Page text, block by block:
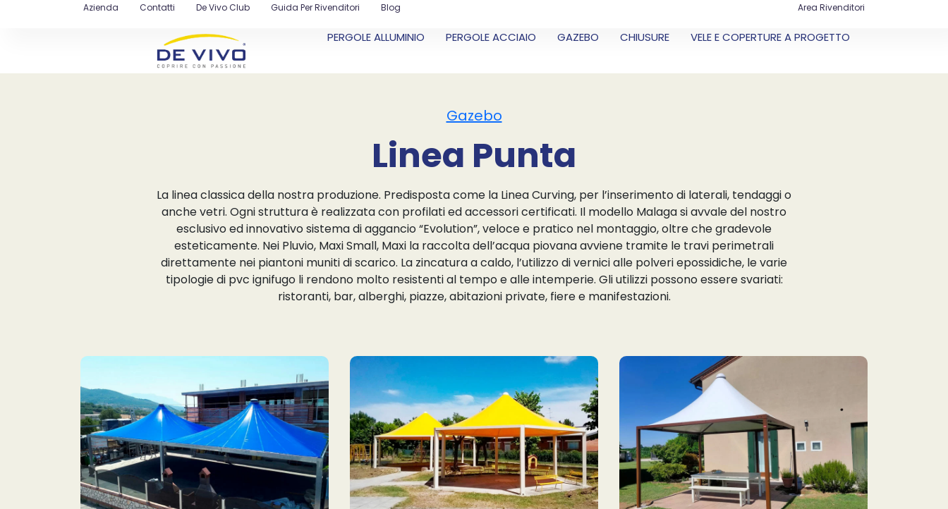
Azienda Contatti De Vivo Club Guida Per Rivenditori Blog Area Rivenditori
PERGOLE ALLUMINIO PERGOLE ACCIAIO GAZEBO CHIUSURE VELE E COPERTURE A PROGETTO
Gazebo
Linea Punta
La linea classica della nostra produzione. Predisposta come la Linea Curving, per l’inserimento di laterali, tendaggi o
anche vetri. Ogni struttura è realizzata con profilati ed accessori certificati. Il modello Malaga si avvale del nostro
esclusivo ed innovativo sistema di aggancio “Evolution”, veloce e pratico nel montaggio, oltre che gradevole
esteticamente. Nei Pluvio, Maxi Small, Maxi la raccolta dell’acqua piovana avviene tramite le travi perimetrali
direttamente nei piantoni muniti di scarico. La zincatura a caldo, l’utilizzo di vernici alle polveri epossidiche, le varie
tipologie di pvc ignifugo li rendono molto resistenti al tempo e alle intemperie. Gli utilizzi possono essere svariati:
ristoranti, bar, alberghi, piazze, abitazioni private, fiere e manifestazioni.